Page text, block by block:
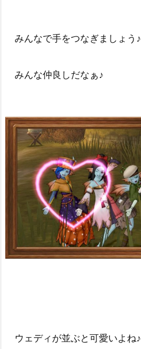
みんなで手をつなぎましょう♪
みんな仲良しだなぁ♪
ウェディが並ぶと可愛いよね♪